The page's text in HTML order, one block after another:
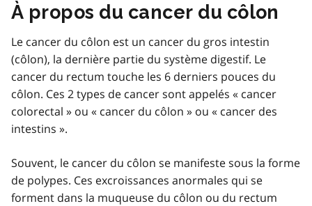
À propos du cancer du côlon
Le cancer du côlon est un cancer du gros intestin
(côlon), la dernière partie du système digestif. Le
cancer du rectum touche les 6 derniers pouces du
côlon. Ces 2 types de cancer sont appelés « cancer
colorectal » ou « cancer du côlon » ou « cancer des
intestins ».
Souvent, le cancer du côlon se manifeste sous la forme
de polypes. Ces excroissances anormales qui se
forment dans la muqueuse du côlon ou du rectum